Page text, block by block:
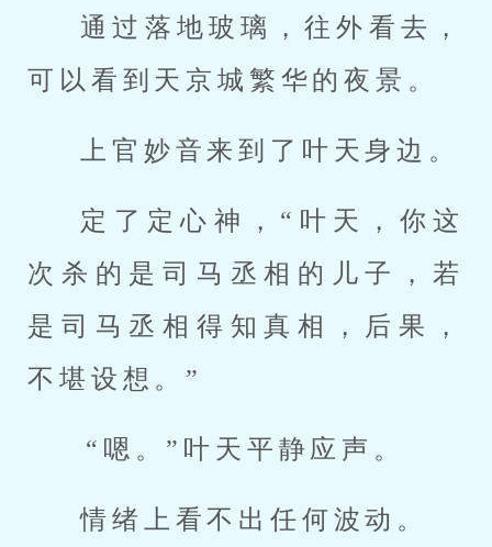
通过落地玻璃，往外看去，
可以看到天京城繁华的夜景。
上官妙音来到了叶天身边。
定了定心神，“叶天，你这
次杀的是司马丞相的儿子，若
是司马丞相得知真相，后果，
不堪设想。”
“嗯。”叶天平静应声。
情绪上看不出任何波动。